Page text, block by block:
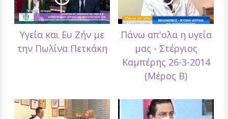
Υγεία και Ευ Ζήν με
την Πωλίνα Πετκάκη
Πάνω απ'ολα η υγεία
μας - Στέργιος
Καμπέρης 26-3-2014
(Μέρος Β)